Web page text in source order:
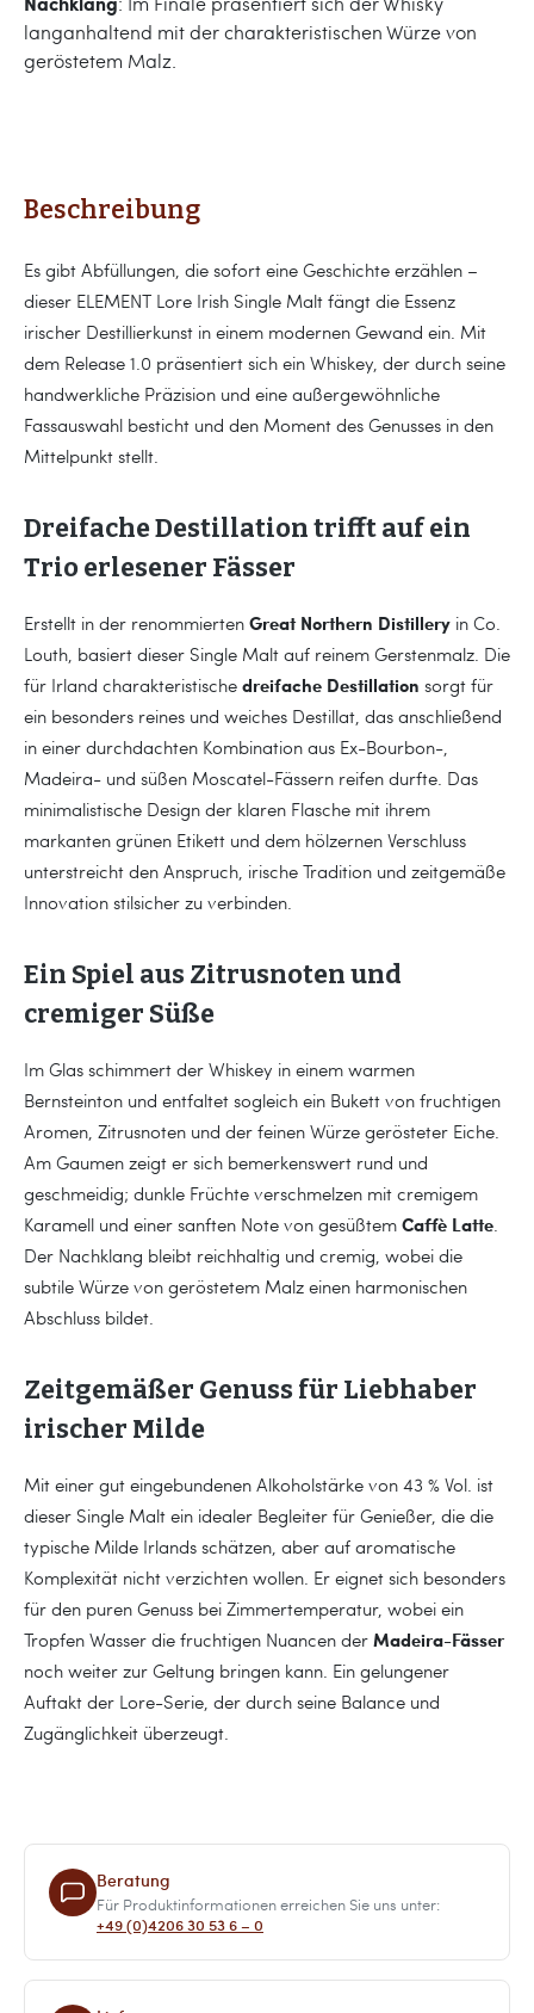
langanhaltend mit der charakteristischen Würze von
geröstetem Malz.
Beschreibung
Es gibt Abfüllungen, die sofort eine Geschichte erzählen –
dieser ELEMENT Lore Irish Single Malt fängt die Essenz
irischer Destillierkunst in einem modernen Gewand ein. Mit
dem Release 1.0 präsentiert sich ein Whiskey, der durch seine
handwerkliche Präzision und eine außergewöhnliche
Fassauswahl besticht und den Moment des Genusses in den
Mittelpunkt stellt.
Dreifache Destillation trifft auf ein
Trio erlesener Fässer
Erstellt in der renommierten Great Northern Distillery in Co.
Louth, basiert dieser Single Malt auf reinem Gerstenmalz. Die
für Irland charakteristische dreifache Destillation sorgt für
ein besonders reines und weiches Destillat, das anschließend
in einer durchdachten Kombination aus Ex-Bourbon-,
Madeira- und süßen Moscatel-Fässern reifen durfte. Das
minimalistische Design der klaren Flasche mit ihrem
markanten grünen Etikett und dem hölzernen Verschluss
unterstreicht den Anspruch, irische Tradition und zeitgemäße
Innovation stilsicher zu verbinden.
Ein Spiel aus Zitrusnoten und
cremiger Süße
Im Glas schimmert der Whiskey in einem warmen
Bernsteinton und entfaltet sogleich ein Bukett von fruchtigen
Aromen, Zitrusnoten und der feinen Würze gerösteter Eiche.
Am Gaumen zeigt er sich bemerkenswert rund und
geschmeidig; dunkle Früchte verschmelzen mit cremigem
Karamell und einer sanften Note von gesüßtem Caffè Latte
Der Nachklang bleibt reichhaltig und cremig, wobei die
subtile Würze von geröstetem Malz einen harmonischen
Abschluss bildet.
Zeitgemäßer Genuss für Liebhaber
irischer Milde
Mit einer gut eingebundenen Alkoholstärke von 43 % Vol. ist
dieser Single Malt ein idealer Begleiter für Genießer, die die
typische Milde Irlands schätzen, aber auf aromatische
Komplexität nicht verzichten wollen. Er eignet sich besonders
für den puren Genuss bei Zimmertemperatur, wobei ein
Tropfen Wasser die fruchtigen Nuancen der Madeira-Fässer
noch weiter zur Geltung bringen kann. Ein gelungener
Auftakt der Lore-Serie, der durch seine Balance und
Zugänglichkeit überzeugt.
Beratung
Für Produktinformationen erreichen Sie uns unter:
+49 (0)4206 30 53 6 – 0